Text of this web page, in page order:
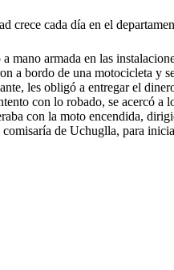
crece cada día en el
mano armada en las
a bordo de una motocicleta y
les obligó a entregar el
con lo robado, se acercó a
con la moto encendida,
de Uchuglla, para